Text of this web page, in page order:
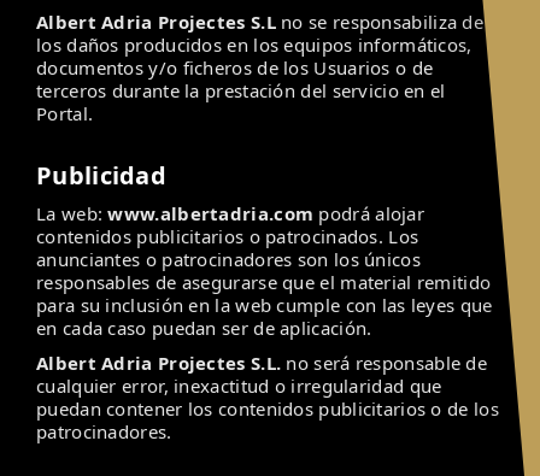
Albert Adria Projectes S.L no se responsabiliza de
los daños producidos en los equipos informáticos,
documentos y/o ficheros de los Usuarios o de
terceros durante la prestación del servicio en el
Portal.
Publicidad
La web:www.albertadria.com podrá alojar
contenidos publicitarios o patrocinados. Los
anunciantes o patrocinadores son los únicos
responsables de asegurarse que el material remitido
para su inclusión en la web cumple con las leyes que
en cada caso puedan ser de aplicación.
Albert Adria Projectes S.L. no será responsable de
cualquier error, inexactitud o irregularidad que
puedan contener los contenidos publicitarios o de los
patrocinadores.